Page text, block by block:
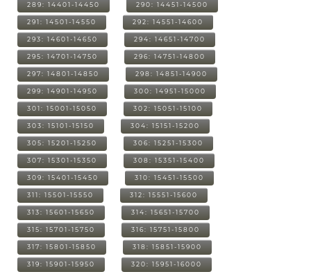
289: 14401-14450 290: 14451-14500
291: 14501-14550 292: 14551-14600
293: 14601-14650 294: 14651-14700
295: 14701-14750 296: 14751-14800
297: 14801-14850 298: 14851-14900
299: 14901-14950 300: 14951-15000
301: 15001-15050 302: 15051-15100
303: 15101-15150 304: 15151-15200
305: 15201-15250 306: 15251-15300
307: 15301-15350 308: 15351-15400
309: 15401-15450 310: 15451-15500
311: 15501-15550 312: 15551-15600
313: 15601-15650 314: 15651-15700
315: 15701-15750 316: 15751-15800
317: 15801-15850 318: 15851-15900
319: 15901-15950 320: 15951-16000